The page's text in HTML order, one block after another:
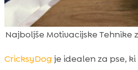
Najboljše Motivacijske Tehnike
CricksyDogje idealen za pse, ki